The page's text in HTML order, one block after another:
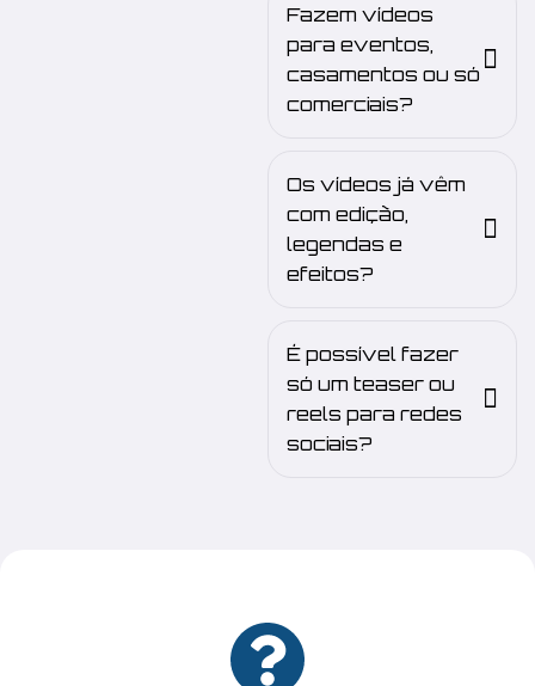
Fazem vídeos
para eventos,
casamentos ou só
comerciais?
Os vídeos já vêm
com edição,
legendas e
efeitos?
É possível fazer
só um teaser ou
reels para redes
sociais?